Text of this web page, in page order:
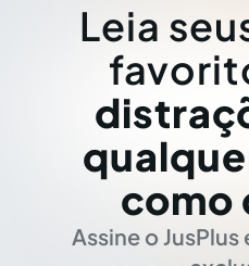
Leia
como
Assine o